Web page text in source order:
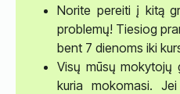
Norite pereiti į kitą
problemų! Tiesiog
bent 7 dienoms iki
Visų mūsų mokytojų
kuria mokomasi.